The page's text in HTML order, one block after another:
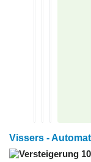
Vissers -